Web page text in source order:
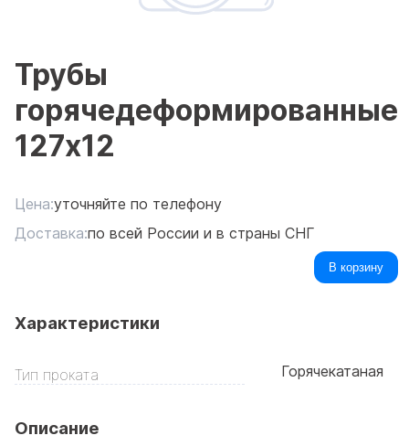
Трубы
горячедеформированные
127x12
Цена:уточняйте по телефону
Доставка:по всей России и в страны СНГ
В корзину
Характеристики
Тип проката Горячекатаная
Описание